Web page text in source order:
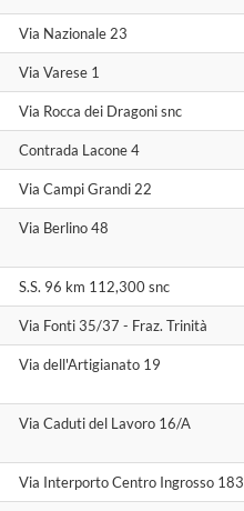
Via Nazionale 23
Via Varese 1
Via Rocca dei Dragoni snc
Contrada Lacone 4
Via Campi Grandi 22
Via Berlino 48
S.S. 96 km 112,300 snc
Via Fonti 35/37 - Fraz. Trinità
Via dell'Artigianato 19
Via Caduti del Lavoro 16/A
Via Interporto Centro Ingrosso 183